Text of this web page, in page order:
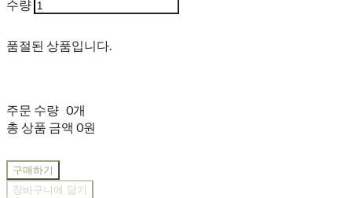
수량
품절된 상품입니다.
주문 수량 0개
총 상품 금액 0원
구매하기
장바구니에 담기